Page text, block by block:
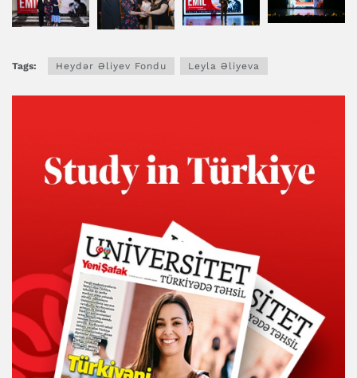
Tags: Heydər Əliyev Fondu Leyla Əliyeva